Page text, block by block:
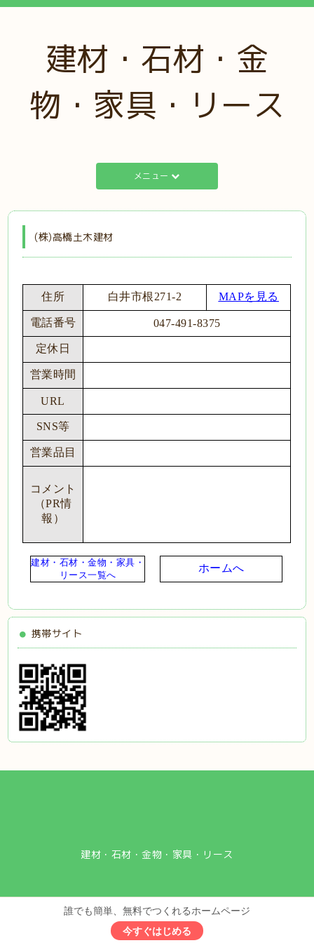
建材・石材・金
物・家具・リース
メニュー
(株)高橋土木建材
住所 白井市根271-2 MAPを見る
電話番号 047-491-8375
定休日
営業時間
URL
SNS等
営業品目
コメント
（PR情
報）
建材・石材・金物・家具・
リース一覧へ
ホームへ
携帯サイト
建材・石材・金物・家具・リース
誰でも簡単、無料でつくれるホームページ
今すぐはじめる